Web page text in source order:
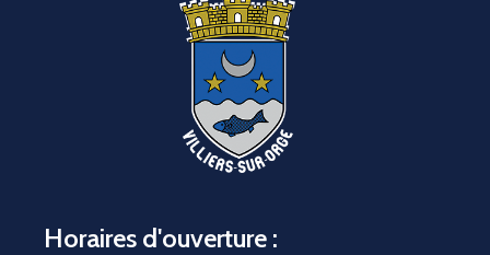
Horaires d'ouverture :